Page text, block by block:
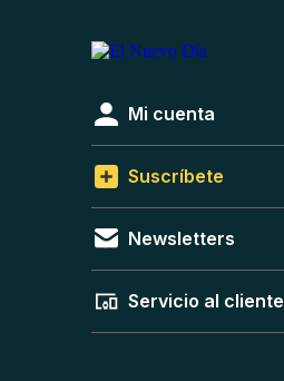
Mi cuenta
Suscríbete
Newsletters
Servicio al cliente